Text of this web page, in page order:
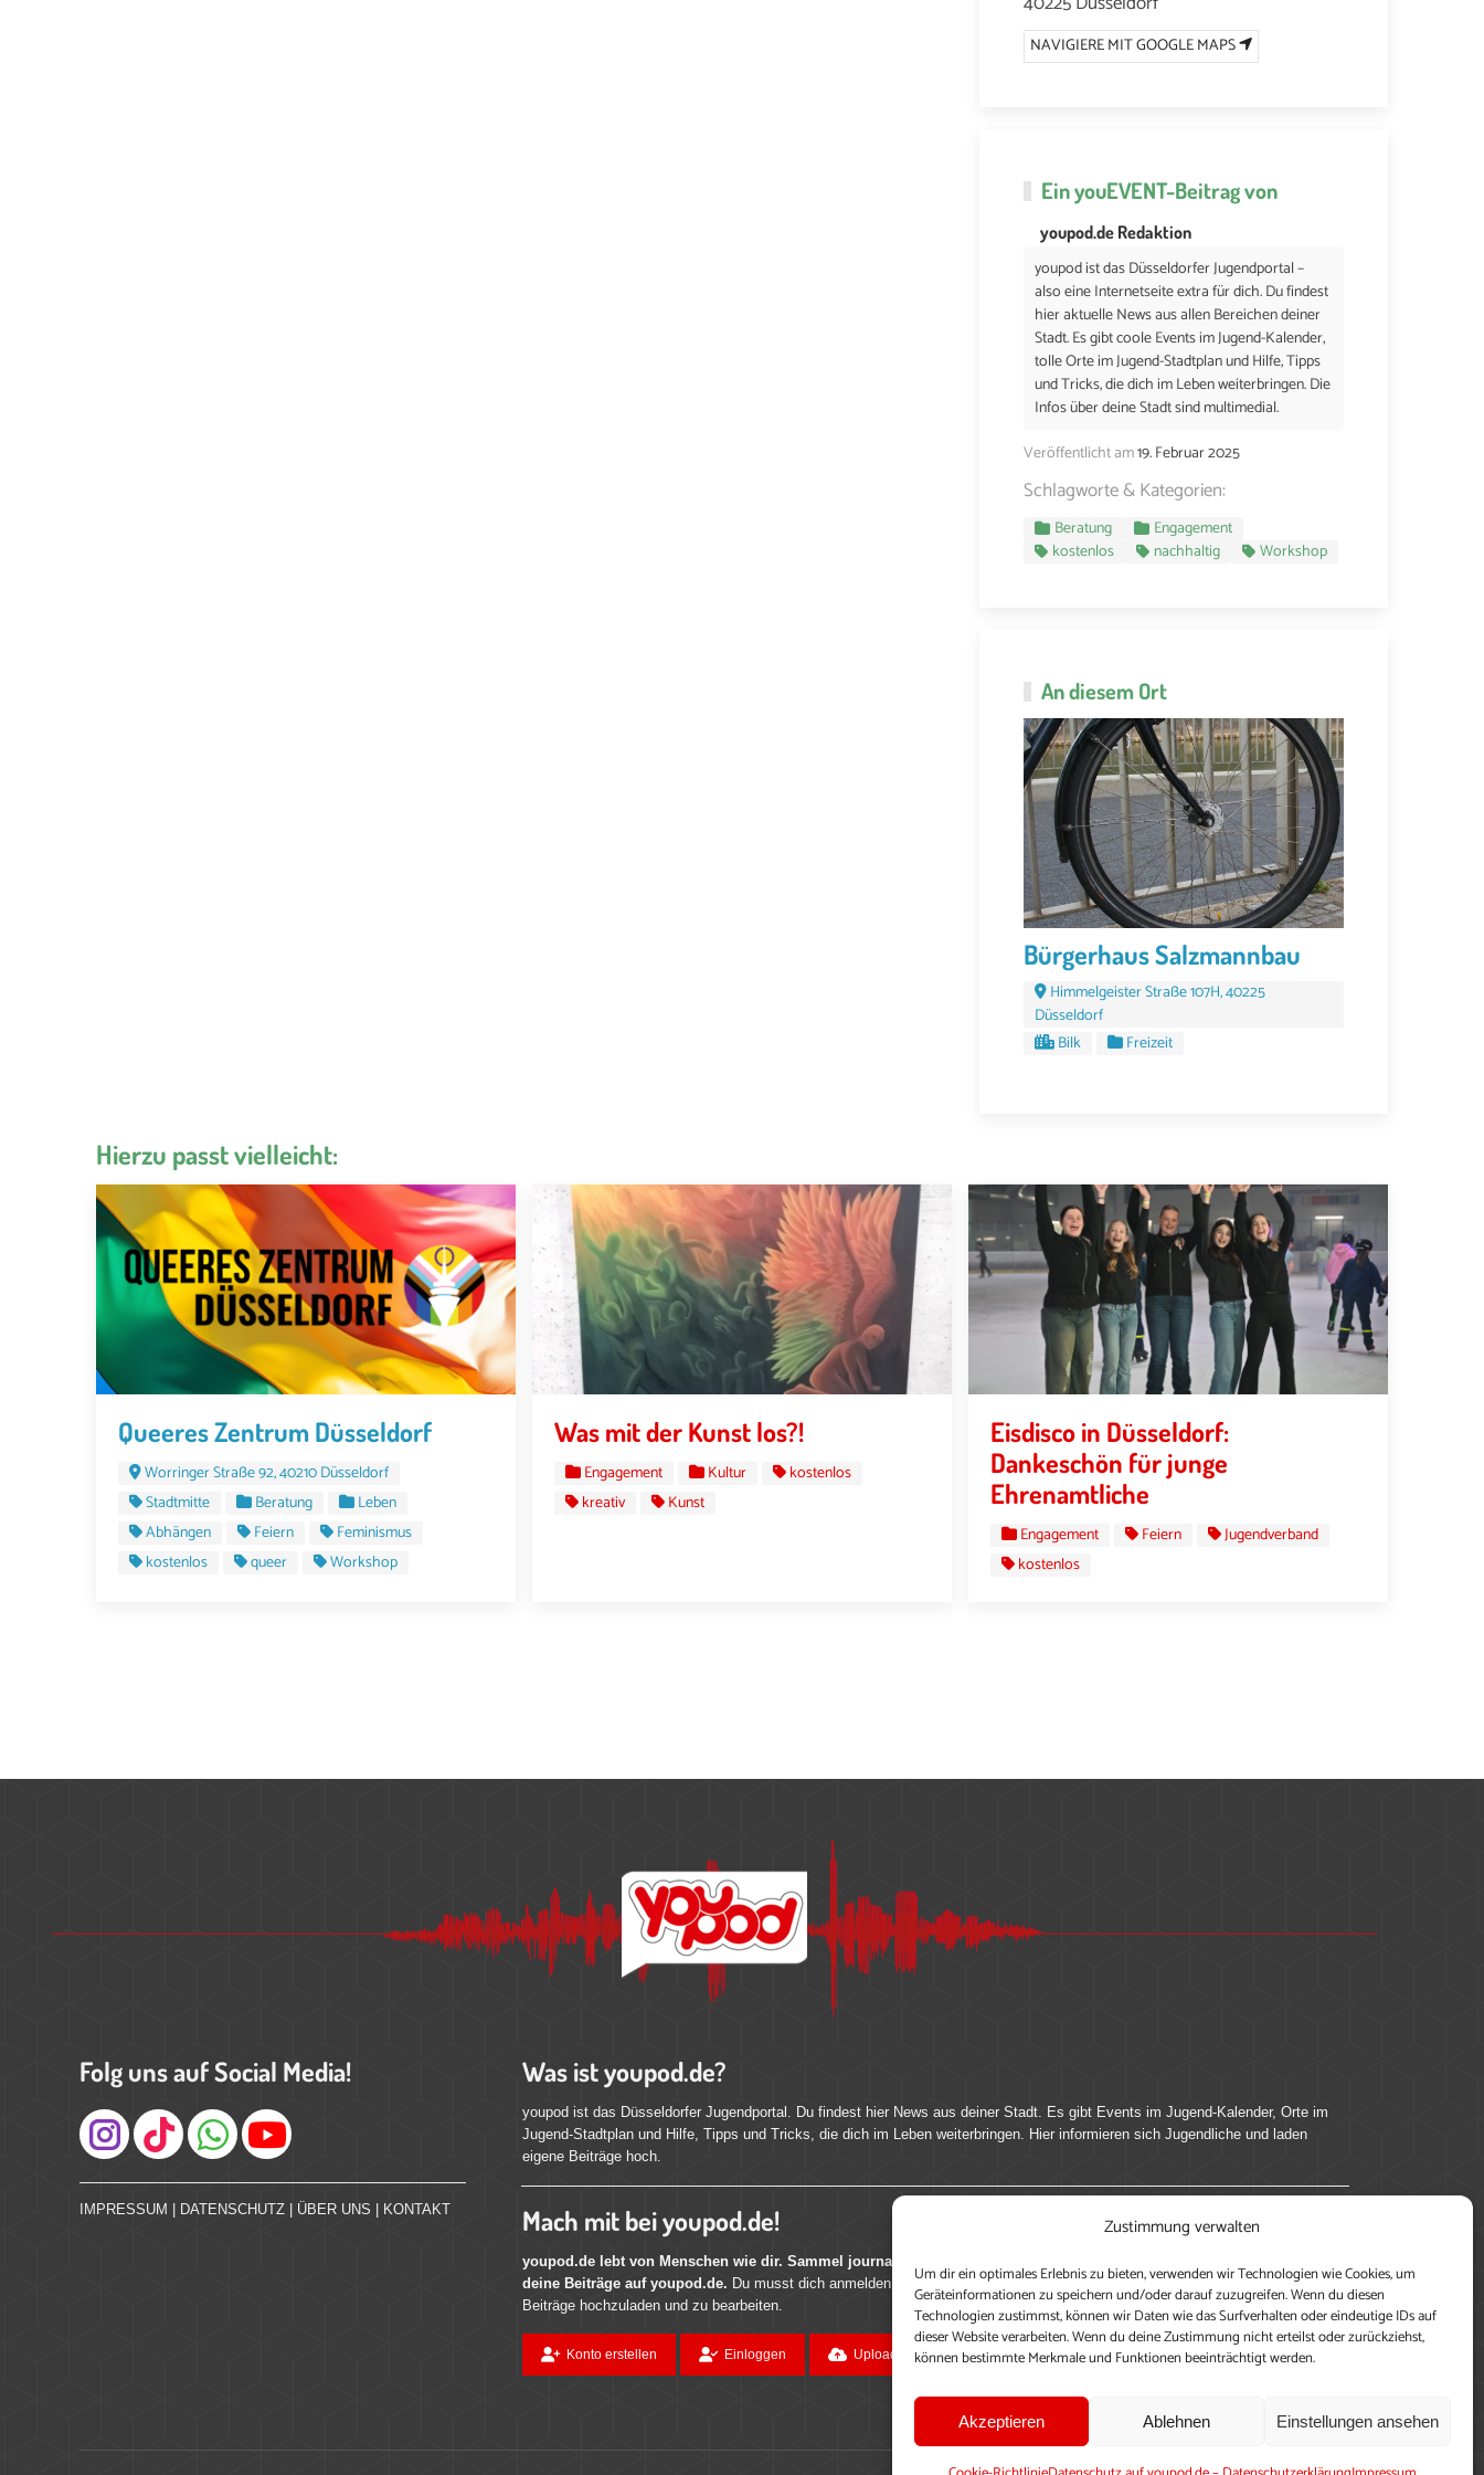
Zustimmung verwalten
Um dir ein optimales Erlebnis zu bieten, verwenden wir Technologien wie Cookies, um
Geräteinformationen zu speichern und/oder darauf zuzugreifen. Wenn du diesen
Technologien zustimmst, können wir Daten wie das Surfverhalten oder eindeutige IDs auf
dieser Website verarbeiten. Wenn du deine Zustimmung nicht erteilst oder zurückziehst,
können bestimmte Merkmale und Funktionen beeinträchtigt werden.
Akzeptieren Ablehnen Einstellungen ansehen
NAVIGIERE MIT GOOGLE MAPS
EinyouEVENT-Beitrag von
youpod.de Redaktion
youpod ist das Düsseldorfer Jugendportal –
also eine Internetseite extra für dich. Du findest
hier aktuelle News aus allen Bereichen deiner
Stadt. Es gibt coole Events im Jugend-Kalender,
tolle Orte im Jugend-Stadtplan und Hilfe, Tipps
und Tricks, die dich im Leben weiterbringen. Die
Infos über deine Stadt sind multimedial.
Veröffentlicht am19. Februar 2025
Schlagworte & Kategorien:
Beratung
Engagement
kostenlos
nachhaltig Workshop
An diesem Ort
Bürgerhaus Salzmannbau
Himmelgeister Straße 107H, 40225
Düsseldorf
Bilk
Freizeit
Hierzu passt vielleicht:
Queeres Zentrum Düsseldorf
Worringer Straße 92, 40210 Düsseldorf
Stadtmitte
Beratung
Leben
Abhängen
Feiern
Feminismus
kostenlos
queer Workshop
Was mit der Kunst los?!
Engagement Kultur
kostenlos
kreativ
Kunst
Eisdisco in Düsseldorf:
Dankeschön für junge
Ehrenamtliche
Engagement Feiern
Jugendverband
kostenlos
Folg uns auf Social Media!
Instagram
IMPRESSUM DATENSCHUTZ ÜBER UNS KONTAKT
Was ist youpod.de?
youpod ist das Düsseldorfer Jugendportal. Du findest hier News aus deiner Stadt. Es gibt Events im Jugend-Kalender, Orte im
Jugend-Stadtplan und Hilfe, Tipps und Tricks, die dich im Leben weiterbringen. Hier informieren sich Jugendliche und laden
eigene Beiträge hoch.
Mach mit bei youpod.de!
youpod.de lebt von Menschen wie dir. Sammel journalistische Erfahrung, teile deine Perspektive und veröffentliche
deine Beiträge auf youpod.de. Du musst dich anmelden, um alle Funktionen nutzen zu können, ein Profil anzulegen, eigene
Beiträge hochzuladen und zu bearbeiten.
Konto erstellen Einloggen Upload ohne Login